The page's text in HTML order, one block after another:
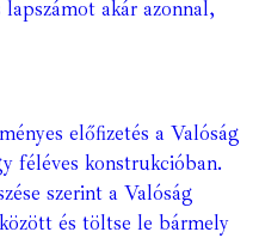
akár azonnal,
előfizetés a Valóság
féléves konstrukcióban.
szerint a Valóság
és töltse le bármely